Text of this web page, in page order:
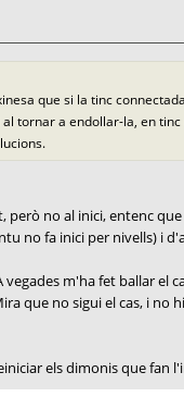
que si la tinc
tornar a endollar-la, en
però no al inici, entenc
no fa inici per nivells) i
vegades m'ha fet ballar
que no sigui el cas, i no
els dimonis que fan